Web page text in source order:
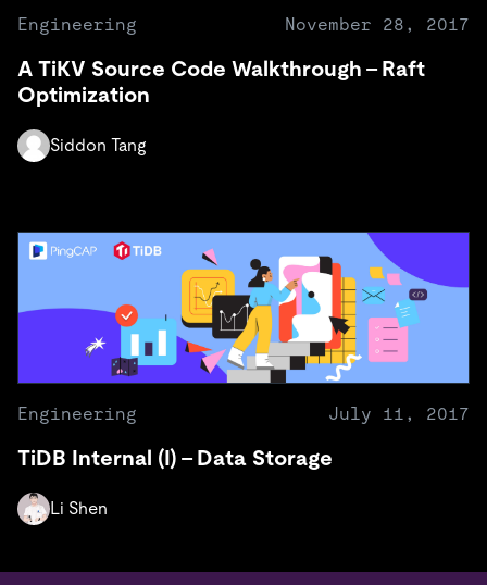
Engineering November 28, 2017
A TiKV Source Code Walkthrough – Raft
Optimization
Siddon Tang
Engineering July 11, 2017
TiDB Internal (I) – Data Storage
Li Shen